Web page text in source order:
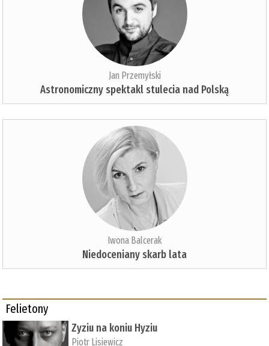
Jan Przemyłski
Astronomiczny spektakl stulecia nad Polską
Iwona Balcerak
Niedoceniany skarb lata
Felietony
Zyziu na koniu Hyziu
Piotr Lisiewicz